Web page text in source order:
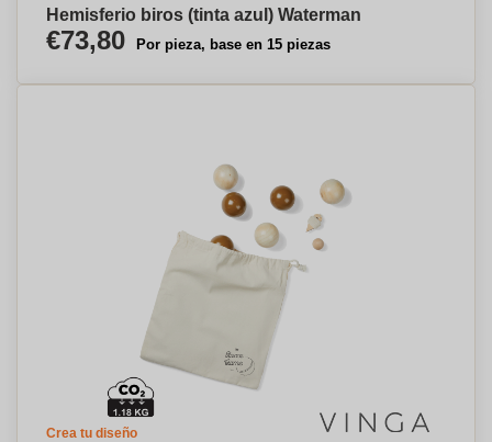
Hemisferio biros (tinta azul) Waterman
€73,80 Por pieza, base en 15 piezas
Crea tu diseño